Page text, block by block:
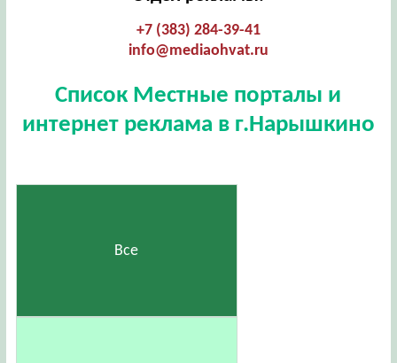
+7 (383) 284-39-41
info@mediaohvat.ru
Список Местные порталы и
интернет реклама в г.Нарышкино
Все